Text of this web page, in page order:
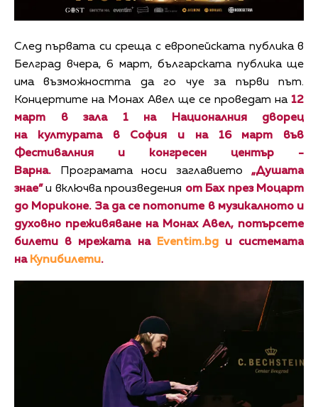
След първата си среща с европейската публика в
Белград вчера, 6 март, българската публика ще
има възможността да го чуе за първи път.
Концертите на Монах Авел ще се проведат на 12
март в зала 1 на Националния дворец
на
културата в София и на 16 март във
Фестивалния и конгресен център -
Варна.
Програмата носи заглавието „Душата
знае”и включва произведения от Бах през Моцарт
до Мориконе. За да се потопите в музикалното и
духовно преживяване на Монах Авел, потърсете
билети в мрежата на Eventim.bgисистемата
на Купибилети.